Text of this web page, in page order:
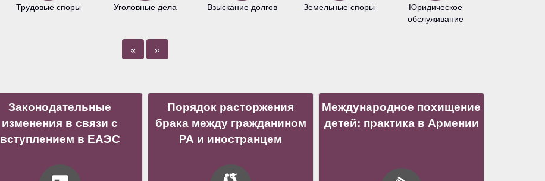
Трудовые споры Уголовные дела Взыскание долгов Земельные споры
Юридическое
обслуживание
« »
Законодательные
изменения в связи с
вступлением в ЕАЭС
Порядок расторжения
брака между гражданином
РА и иностранцем
Международное похищение
детей: практика в Армении